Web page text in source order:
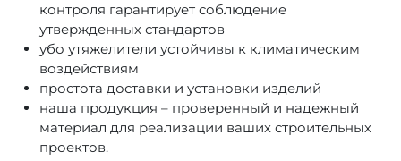
контроля гарантирует соблюдение
утвержденных стандартов
убо утяжелители устойчивы к климатическим
воздействиям
простота доставки и установки изделий
наша продукция – проверенный и надежный
материал для реализации ваших строительных
проектов.